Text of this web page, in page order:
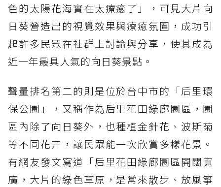
色的太陽花海實在太療癒了」，可見大片向
日葵營造出的視覺效果與療癒氛圍，成功引
起許多民眾在社群上討論與分享，使其成為
近一年最具人氣的向日葵景點。
聲量排名第二的則是位於台中市的「后里環
保公園」，又稱作為后里花田綠廊園區，園
區內除了向日葵外，也種植金針花、波斯菊
等不同花卉，讓民眾能一次欣賞多樣花景。
有網友發文寫道「后里花田綠廊園區開闊寬
廣，大片的綠色草原，是常來散步、放風箏